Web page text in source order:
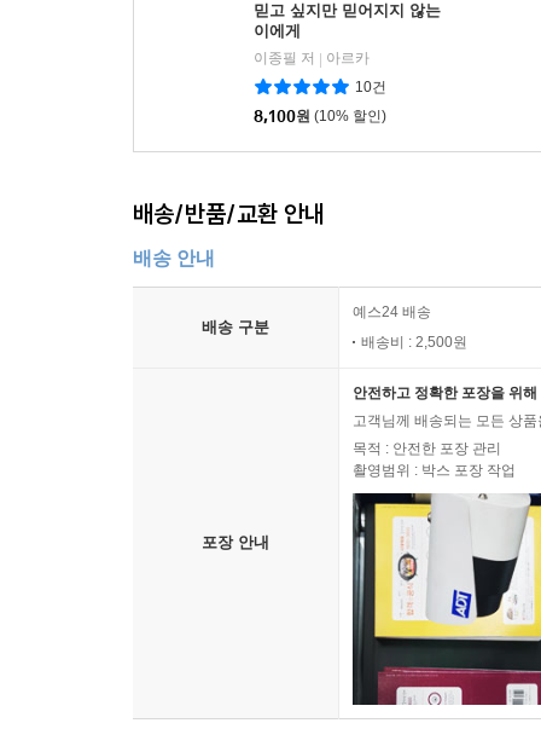
믿고 싶지만 믿어지지 않는
이에게
이종필 저
아르카
10건
8,100원 (10% 할인)
배송/반품/교환 안내
배송 안내
배송 구분
예스24 배송
배송비 : 2,500원
포장 안내
안전하고 정확한 포장을 위
고객님께 배송되는 모든 상
목적 : 안전한 포장 관리
촬영범위 : 박스 포장 작업